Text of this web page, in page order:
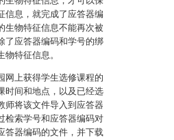
信息，就完成了应答器编
生物特征信息不能再次被
了应答器编码和学号的绑
特征信息。
网上获得学生选修课程的
时间和地点，以及已经选
师将该文件导入到应答器
检索学号和应答器编码对
答器编码的文件，并下载